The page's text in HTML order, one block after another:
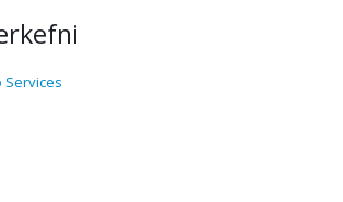
Services